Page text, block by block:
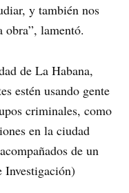
y también nos
obra”, lamentó.
de La Habana,
estén usando gente
criminales, como
en la ciudad
de un
Investigación)